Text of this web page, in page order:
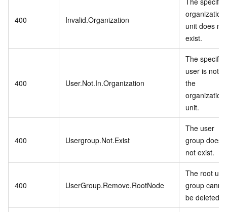
400 Invalid.Organization
unit does not
exist.
400 User.Not.In.Organization
The
user is not in
the
unit.
400 Usergroup.Not.Exist
The user
group does
not exist.
400 UserGroup.Remove.RootNode
The root
group
be deleted.